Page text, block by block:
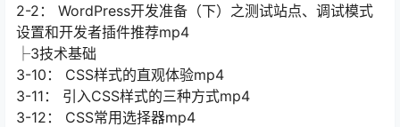
2-2： WordPress开发准备（下）之测试站点、调试模式
设置和开发者插件推荐mp4
├3技术基础
3-10： CSS样式的直观体验mp4
3-11： 引入CSS样式的三种方式mp4
3-12： CSS常用选择器mp4